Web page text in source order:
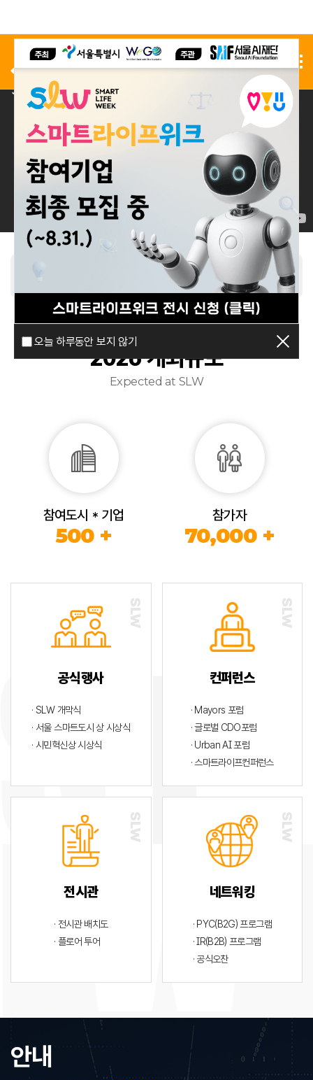
오늘 하루동안 보지 않기
사전 등록 전시 신청
2026 개최규모
Expected at SLW
참여도시 * 기업
500 +
참가자
70,000 +
공식행사
· SLW 개막식
· 서울 스마트도시 상 시상식
· 시민혁신상 시상식
컨퍼런스
· Mayors 포럼
· 글로벌 CDO포럼
· Urban AI 포럼
· 스마트라이프컨퍼런스
전시관
· 전시관 배치도
· 플로어 투어
네트워킹
· PYC(B2G) 프로그램
· IR(B2B) 프로그램
· 공식오찬
안내